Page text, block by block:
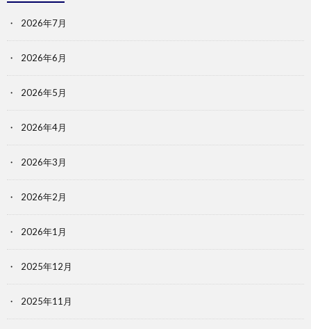
2026年7月
2026年6月
2026年5月
2026年4月
2026年3月
2026年2月
2026年1月
2025年12月
2025年11月